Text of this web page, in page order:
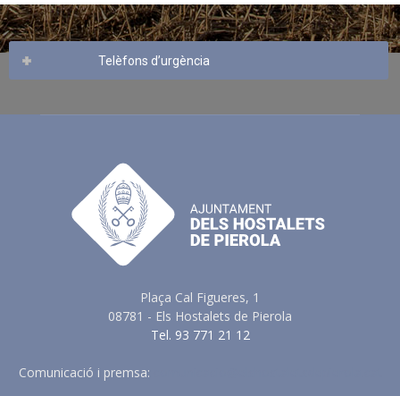
Telèfons d’urgència
Plaça Cal Figueres, 1
08781 - Els Hostalets de Pierola
Tel. 93 771 21 12
Comunicació i premsa: